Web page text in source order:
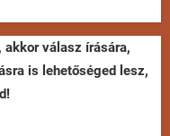
, akkor válasz írására,
is lehetőséged lesz,